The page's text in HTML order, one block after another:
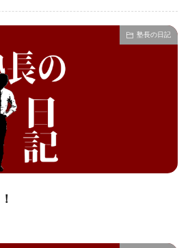
塾長の日記